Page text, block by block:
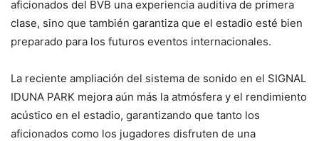
aficionados del BVB una experiencia auditiva de primera
clase, sino que también garantiza que el estadio esté bien
preparado para los futuros eventos internacionales.
La reciente ampliación del sistema de sonido en el SIGNAL
IDUNA PARK mejora aún más la atmósfera y el rendimiento
acústico en el estadio, garantizando que tanto los
aficionados como los jugadores disfruten de una